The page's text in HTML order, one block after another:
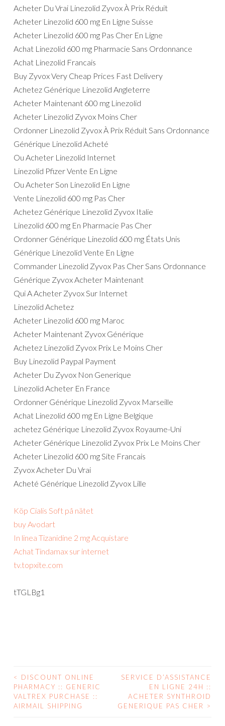
Acheter Du Vrai Linezolid Zyvox À Prix Réduit
Acheter Linezolid 600 mg En Ligne Suisse
Acheter Linezolid 600 mg Pas Cher En Ligne
Achat Linezolid 600 mg Pharmacie Sans Ordonnance
Achat Linezolid Francais
Buy Zyvox Very Cheap Prices Fast Delivery
Achetez Générique Linezolid Angleterre
Acheter Maintenant 600 mg Linezolid
Acheter Linezolid Zyvox Moins Cher
Ordonner Linezolid Zyvox À Prix Réduit Sans Ordonnance
Générique Linezolid Acheté
Ou Acheter Linezolid Internet
Linezolid Pfizer Vente En Ligne
Ou Acheter Son Linezolid En Ligne
Vente Linezolid 600 mg Pas Cher
Achetez Générique Linezolid Zyvox Italie
Linezolid 600 mg En Pharmacie Pas Cher
Ordonner Générique Linezolid 600 mg États Unis
Générique Linezolid Vente En Ligne
Commander Linezolid Zyvox Pas Cher Sans Ordonnance
Générique Zyvox Acheter Maintenant
Qui A Acheter Zyvox Sur Internet
Linezolid Achetez
Acheter Linezolid 600 mg Maroc
Acheter Maintenant Zyvox Générique
Achetez Linezolid Zyvox Prix Le Moins Cher
Buy Linezolid Paypal Payment
Acheter Du Zyvox Non Generique
Linezolid Acheter En France
Ordonner Générique Linezolid Zyvox Marseille
Achat Linezolid 600 mg En Ligne Belgique
achetez Générique Linezolid Zyvox Royaume-Uni
Acheter Générique Linezolid Zyvox Prix Le Moins Cher
Acheter Linezolid 600 mg Site Francais
Zyvox Acheter Du Vrai
Acheté Générique Linezolid Zyvox Lille
Köp Cialis Soft på nätet
buy Avodart
In linea Tizanidine 2 mg Acquistare
Achat Tindamax sur internet
tv.topxite.com
tTGLBg1
POST
NAVIGATION
<
DISCOUNT ONLINE
PHARMACY :: GENERIC
VALTREX PURCHASE ::
AIRMAIL SHIPPING
SERVICE D’ASSISTANCE
EN LIGNE 24H ::
ACHETER SYNTHROID
GENERIQUE PAS CHER >